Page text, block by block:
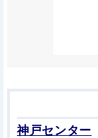
神戸センター